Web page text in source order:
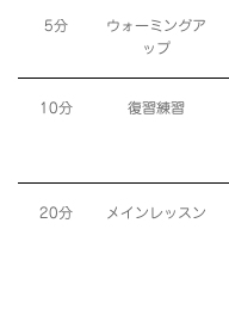
5分
ウォーミングア
ップ
10分 復習練習
20分 メインレッスン